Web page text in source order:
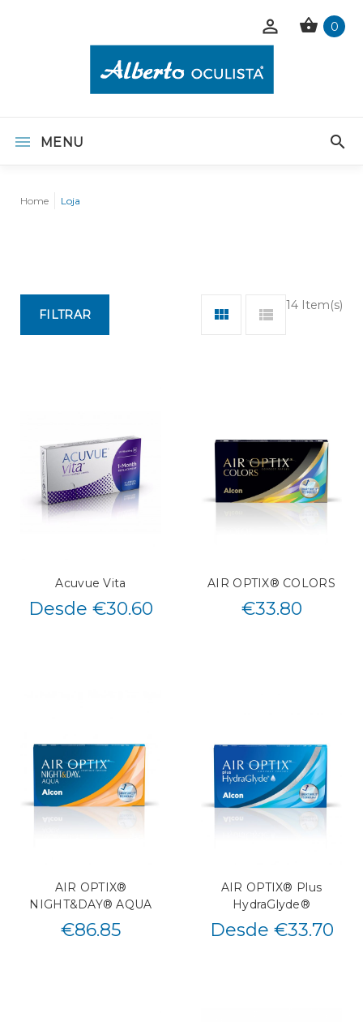
0
MENU
Home Loja
14 Item(s)
FILTRAR
Acuvue Vita
Desde €30.60
AIR OPTIX® COLORS
€33.80
AIR OPTIX®
NIGHT&DAY® AQUA
€86.85
AIR OPTIX® Plus
HydraGlyde®
Desde €33.70